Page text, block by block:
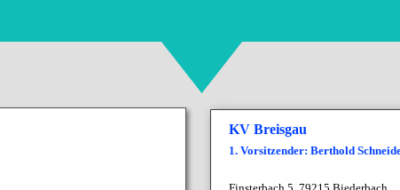
KV Breisgau
1. Vorsitzender: Berthold